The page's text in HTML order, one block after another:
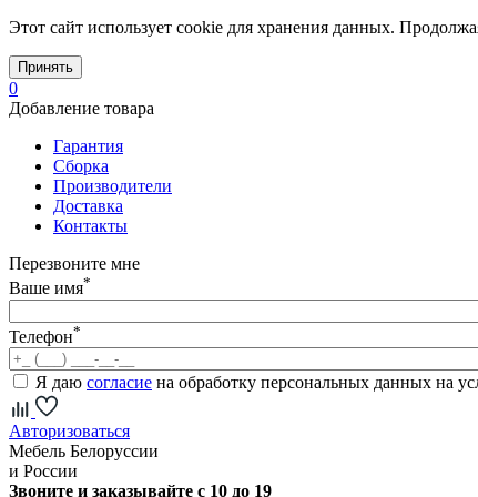
Этот сайт использует cookie для хранения данных.
Принять
0
Добавление товара
Гарантия
Сборка
Производители
Доставка
Контакты
Перезвоните мне
Ваше имя*
Телефон*
Я даю согласие на обработку персональных данных на
Авторизоваться
Мебель Белоруссии
и России
Звоните и заказывайте с 10 до 19